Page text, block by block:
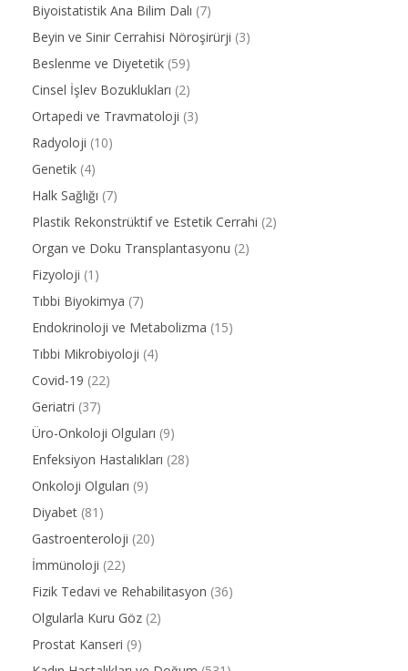
Biyoistatistik Ana Bilim Dalı (7)
Beyin ve Sinir Cerrahisi Nöroşirürji (3)
Beslenme ve Diyetetik (59)
Cinsel İşlev Bozuklukları (2)
Ortapedi ve Travmatoloji (3)
Radyoloji (10)
Genetik (4)
Halk Sağlığı (7)
Plastik Rekonstrüktif ve Estetik Cerrahi (2)
Organ ve Doku Transplantasyonu (2)
Fizyoloji (1)
Tıbbi Biyokimya (7)
Endokrinoloji ve Metabolizma (15)
Tıbbi Mikrobiyoloji (4)
Covid-19 (22)
Geriatri (37)
Üro-Onkoloji Olguları (9)
Enfeksiyon Hastalıkları (28)
Onkoloji Olguları (9)
Diyabet (81)
Gastroenteroloji (20)
İmmünoloji (22)
Fizik Tedavi ve Rehabilitasyon (36)
Olgularla Kuru Göz (2)
Prostat Kanseri (9)